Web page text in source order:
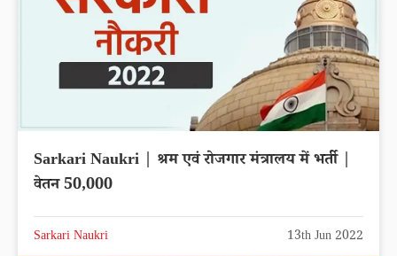
Sarkari Naukri | श्रम एवं रोजगार मंत्रालय में भर्ती |
वेतन 50,000
Sarkari Naukri 13th Jun 2022